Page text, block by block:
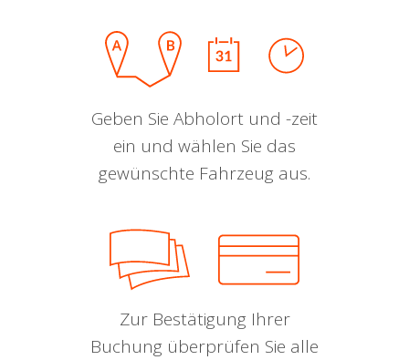
Geben Sie Abholort und -zeit
ein und wählen Sie das
gewünschte Fahrzeug aus.
Zur Bestätigung Ihrer
Buchung überprüfen Sie alle